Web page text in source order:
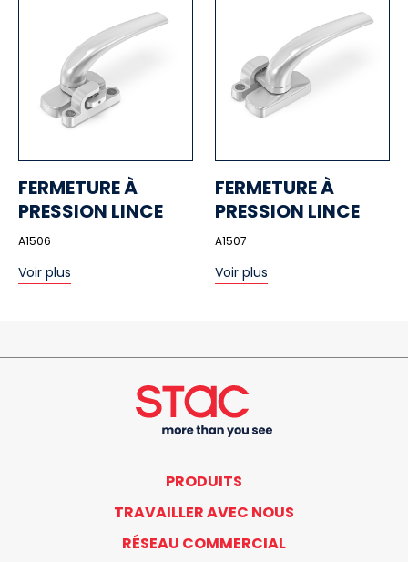
FERMETURE À
PRESSION LINCE
A1506
Voir plus
FERMETURE À
PRESSION LINCE
A1507
Voir plus
PRODUITS
TRAVAILLER AVEC NOUS
RÉSEAU COMMERCIAL